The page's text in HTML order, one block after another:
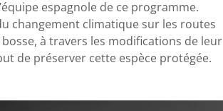
espagnole de ce programme.
changement climatique sur les routes
à travers les modifications de leur
de préserver cette espèce protégée.